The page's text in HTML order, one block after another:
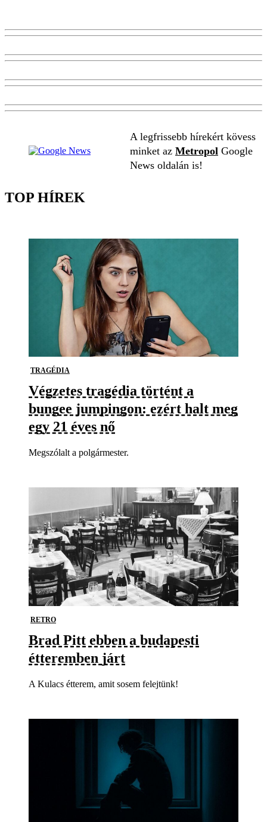
A legfrissebb hírekért kövess
minket az Metropol Google
News oldalán is!
TOP HÍREK
TRAGÉDIA
Végzetes tragédia történt a
bungee jumpingon: ezért halt meg
egy 21 éves nő
Megszólalt a polgármester.
RETRO
Brad Pitt ebben a budapesti
étteremben járt
A Kulacs étterem, amit sosem felejtünk!